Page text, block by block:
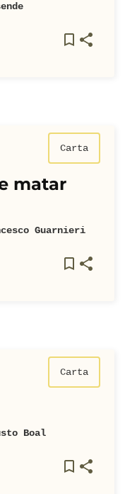
Carta
matar
Guarnieri
Carta
Boal